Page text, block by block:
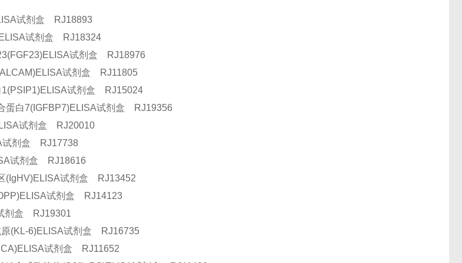
试剂盒 RJ18893
试剂盒 RJ18324
试剂盒 RJ18976
试剂盒 RJ11805
1(PSIP1)ELISA试剂盒 RJ15024
蛋白7(IGFBP7)ELISA试剂盒 RJ19356
试剂盒 RJ20010
试剂盒 RJ17738
试剂盒 RJ18616
(IgHV)ELISA试剂盒 RJ13452
试剂盒 RJ14123
剂盒 RJ19301
原(KL-6)ELISA试剂盒 RJ16735
试剂盒 RJ11652